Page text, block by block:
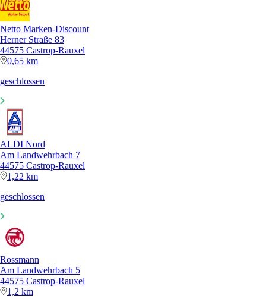
Netto Marken-Discount
Herner Straße 83
44575 Castrop-Rauxel
0,65 km
geschlossen
ALDI Nord
Am Landwehrbach 7
44575 Castrop-Rauxel
1,22 km
geschlossen
Rossmann
Am Landwehrbach 5
44575 Castrop-Rauxel
1,2 km